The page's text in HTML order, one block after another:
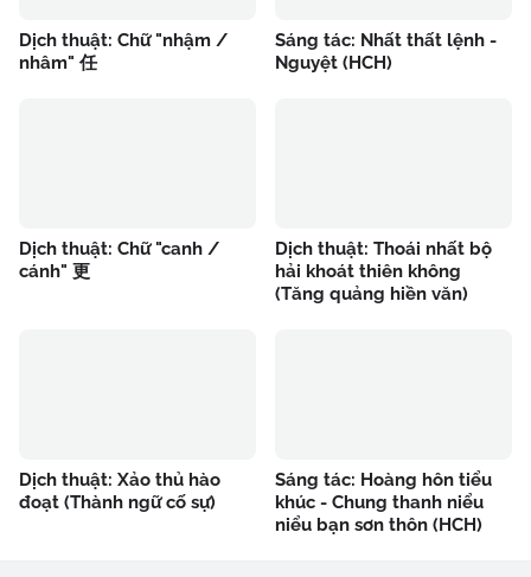
Dịch thuật: Chữ "nhậm /
nhâm" 任
Sáng tác: Nhất thất lệnh -
Nguyệt (HCH)
Dịch thuật: Chữ "canh /
cánh" 更
Dịch thuật: Thoái nhất bộ
hải khoát thiên không
(Tăng quảng hiền văn)
Dịch thuật: Xảo thủ hào
đoạt (Thành ngữ cố sự)
Sáng tác: Hoàng hôn tiểu
khúc - Chung thanh niểu
niểu bạn sơn thôn (HCH)